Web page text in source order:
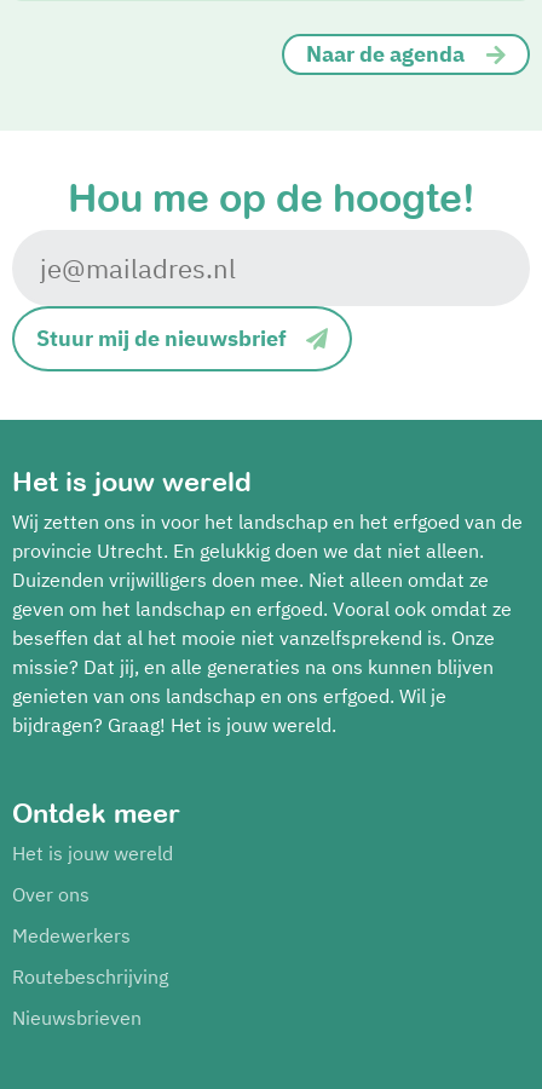
Naar de agenda
Hou me op de hoogte!
Stuur mij de nieuwsbrief
Het is jouw wereld
Wij zetten ons in voor het landschap en het erfgoed van de
provincie Utrecht. En gelukkig doen we dat niet alleen.
Duizenden vrijwilligers doen mee. Niet alleen omdat ze
geven om het landschap en erfgoed. Vooral ook omdat ze
beseffen dat al het mooie niet vanzelfsprekend is. Onze
missie? Dat jij, en alle generaties na ons kunnen blijven
genieten van ons landschap en ons erfgoed. Wil je
bijdragen? Graag! Het is jouw wereld.
Ontdek meer
Het is jouw wereld
Over ons
Medewerkers
Routebeschrijving
Nieuwsbrieven